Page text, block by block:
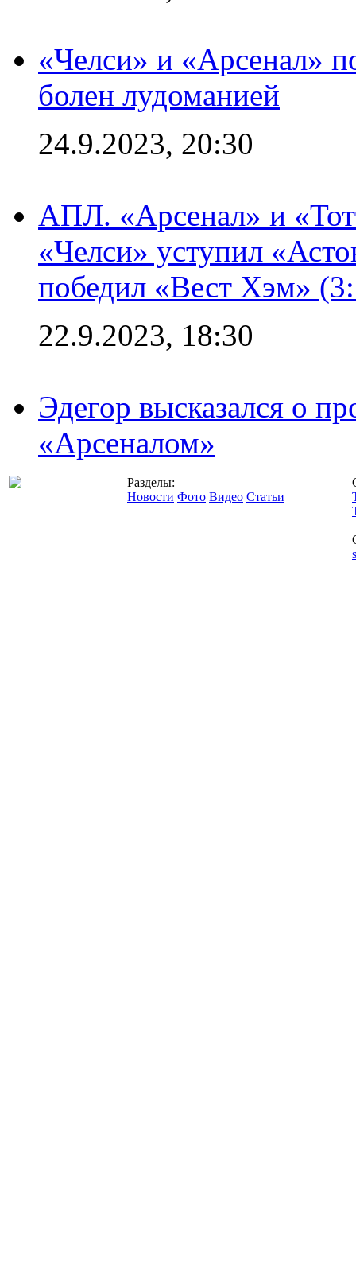
«Челси» и «Арсенал»
болен лудоманией
24.9.2023, 20:30
АПЛ. «Арсенал» и
«Челси» уступил
победил «Вест Хэм»
22.9.2023, 18:30
Эдегор высказался о
«Арсеналом»
Разделы:
Новости Фото Видео Статьи